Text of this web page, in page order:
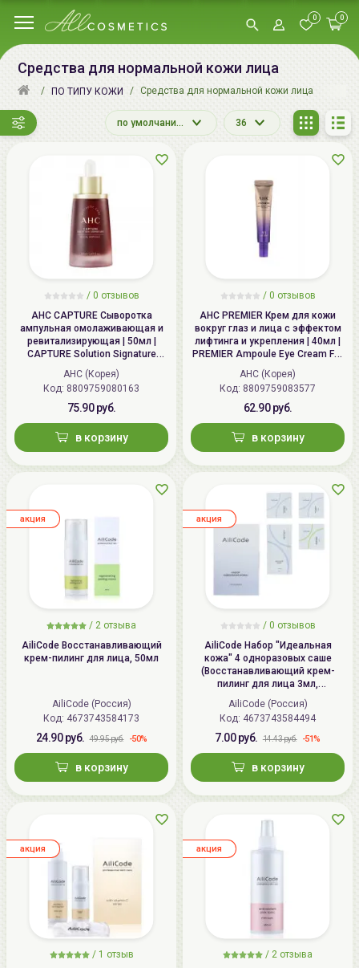
0 0
Средства для нормальной кожи лица
ПО ТИПУ КОЖИ Средства для нормальной кожи лица
по умолчанию 36
/ 0 отзывов
AHC CAPTURE Сыворотка
ампульная омолаживающая и
ревитализирующая | 50мл |
CAPTURE Solution Signature
Revital Ampoule
AHC (Корея)
Код: 8809759080163
75.90 руб.
в корзину
/ 0 отзывов
AHC PREMIER Крем для кожи
вокруг глаз и лица с эффектом
лифтинга и укрепления | 40мл |
PREMIER Ampoule Eye Cream For
Face Line Tightening
AHC (Корея)
Код: 8809759083577
62.90 руб.
в корзину
/ 2 отзыва
AiliCode Восстанавливающий
крем-пилинг для лица, 50мл
AiliCode (Россия)
Код: 4673743584173
24.90 руб. 49.95 руб. -50%
в корзину
aкция
/ 0 отзывов
AiliCode Набор "Идеальная
кожа" 4 одноразовых саше
(Восстанавливающий крем-
пилинг для лица 3мл,
Альгинатная маска с лифтинг-
эффектом 10мл, Сыворотка
мультипептидная
антивозрастная 3мл,
Мультипептидный крем для
лица и шеи 3мл)
AiliCode (Россия)
Код: 4673743584494
7.00 руб. 14.43 руб. -51%
в корзину
aкция
/ 1 отзыв
aкция
/ 2 отзыва
aкция